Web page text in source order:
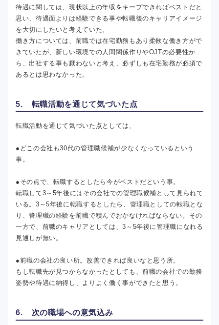
待遇に関しては、現状以上の年収をキープできればベストだと
思い、待遇面よりは経験できる事や転職後のキャリアイメージ
を大切にしたいと考えていた。
働き方については、前職では在宅勤務もあり柔軟な働き方がで
きていたが、新しい環境での人間関係作りやOJTの必要性か
ら、出社する事も厭わないと考え、必ずしも在宅勤務が必須で
あるとは思わなかった。
5. 転職活動を通じて気づいた点
転職活動を通じて気づいた点としては、
●どこの会社も30代の管理職候補が少なくなっているという
事。
●その点で、転職するとしたら今がベストだという事。
転職して3～5年後にはその会社での管理職候補として見られて
いる。3～5年後に転職するとしたら、管理職としての転職とな
り、管理職の経験を前職で積んでおかなければならない。その
一方で、前職のキャリアとしては、3～5年後に管理職になれる
見通しが無い。
●前職の会社の良い所。改善できれば良いなと思う所。
もし転職先が見つからなかったとしても、前職の会社での勤務
姿勢や待遇に納得し、よりよく働く事ができたと思う。
6. 次の職場への意気込み